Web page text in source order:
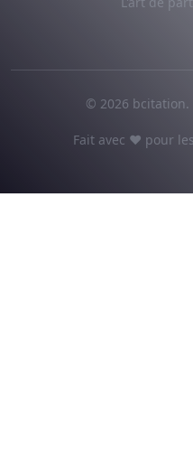
© 2026 bcitation.
Fait avec ♥ pour